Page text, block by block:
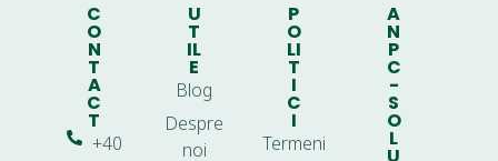
C
O
N
T
A
C
T
+40
U
T
IL
E
Blog
Despre
noi
P
O
LI
T
I
C
I
Termeni
A
N
P
C
-
S
O
L